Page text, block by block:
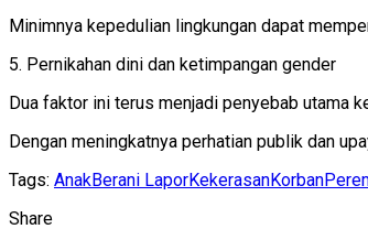
Minimnya kepedulian lingkungan dapat
5. Pernikahan dini dan ketimpangan gender
Dua faktor ini terus menjadi penyebab utama
Dengan meningkatnya perhatian publik dan
Tags: AnakBerani LaporKekerasanKorban
Share